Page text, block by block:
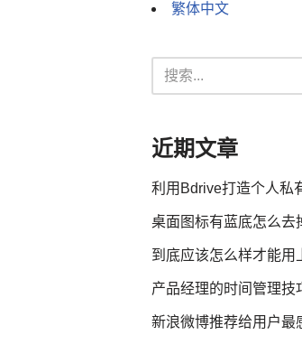
繁体中文
近期文章
利用Bdrive打造个人私
桌面图标有蓝底怎么去
到底应该怎么样才能用
产品经理的时间管理技
新浪微博推荐给用户最